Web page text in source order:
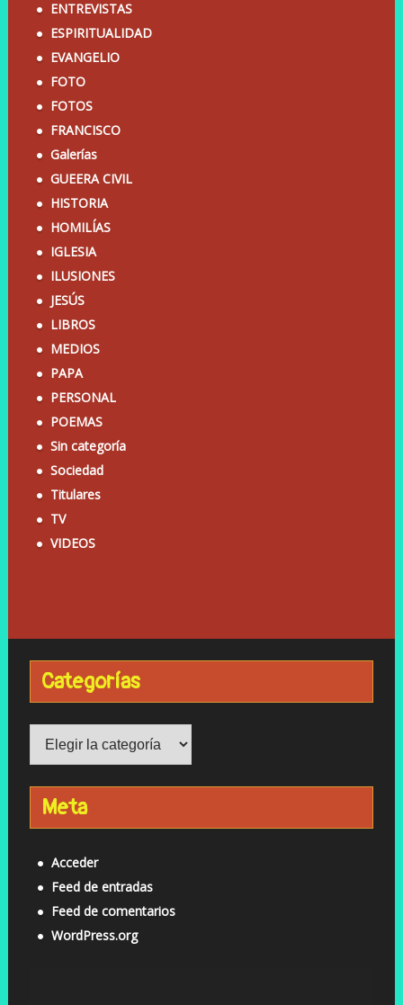
ENTREVISTAS
ESPIRITUALIDAD
EVANGELIO
FOTO
FOTOS
FRANCISCO
Galerías
GUEERA CIVIL
HISTORIA
HOMILÍAS
IGLESIA
ILUSIONES
JESÚS
LIBROS
MEDIOS
PAPA
PERSONAL
POEMAS
Sin categoría
Sociedad
Titulares
TV
VIDEOS
Categorías
Categorías
Meta
Acceder
Feed de entradas
Feed de comentarios
WordPress.org